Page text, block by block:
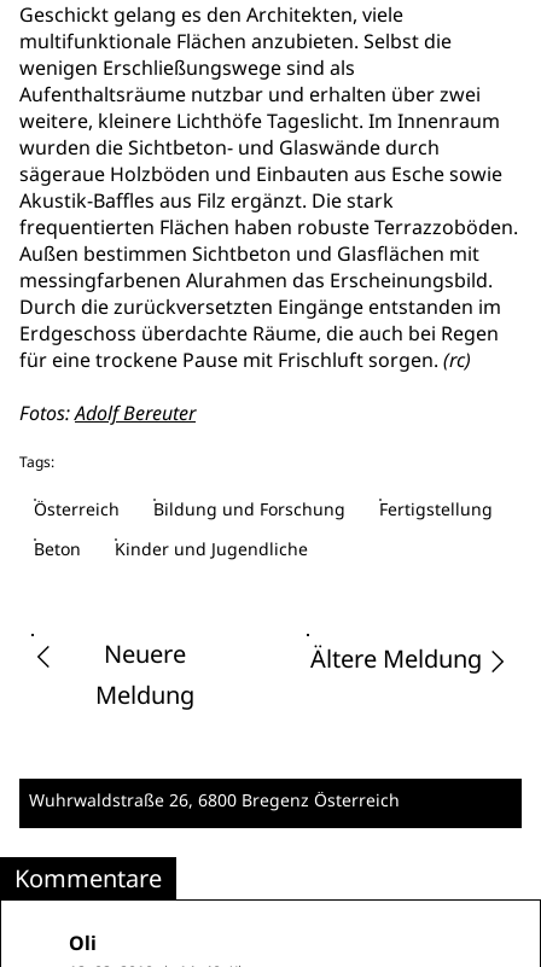
Geschickt gelang es den Architekten, viele
multifunktionale Flächen anzubieten. Selbst die
wenigen Erschließungswege sind als
Aufenthaltsräume nutzbar und erhalten über zwei
weitere, kleinere Lichthöfe Tageslicht. Im Innenraum
wurden die Sichtbeton- und Glaswände durch
sägeraue Holzböden und Einbauten aus Esche sowie
Akustik-Baffles aus Filz ergänzt. Die stark
frequentierten Flächen haben robuste Terrazzoböden.
Außen bestimmen Sichtbeton und Glasflächen mit
messingfarbenen Alurahmen das Erscheinungsbild.
Durch die zurückversetzten Eingänge entstanden im
Erdgeschoss überdachte Räume, die auch bei Regen
für eine trockene Pause mit Frischluft sorgen. (rc)
Fotos:Adolf Bereuter
Tags:
Österreich Bildung und Forschung
Fertigstellung
Beton
Kinder und Jugendliche
Neuere
Meldung
Ältere Meldung
Wuhrwaldstraße 26, 6800 Bregenz Österreich
Kommentare
Oli